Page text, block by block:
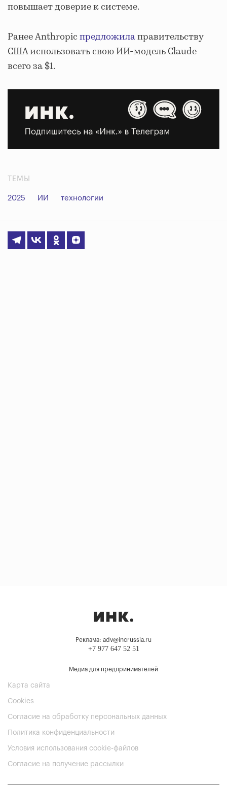
повышает доверие к системе.
Ранее Anthropicпредложилаправительству
США использовать свою ИИ-модель Claude
всего за $1.
ТЕМЫ
2025 ИИ технологии
Реклама: adv@incrussia.ru
+7 977 647 52 51
Медиа для предпринимателей
Карта сайта
Cookies
Согласие на обработку персональных данных
Политика конфиденциальности
Условия использования cookie-файлов
Согласие на получение рассылки